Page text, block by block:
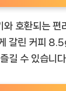
호환되는 편
갈린 커피
길 수 있습니다.